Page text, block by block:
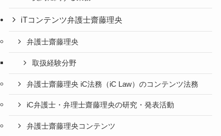
iTコンテンツ弁護士齋藤理央
弁護士齋藤理央
取扱経験分野
弁護士齋藤理央 iC法務（iC Law）のコンテンツ法務
iC弁護士・弁理士齋藤理央の研究・発表活動
弁護士齋藤理央コンテンツ